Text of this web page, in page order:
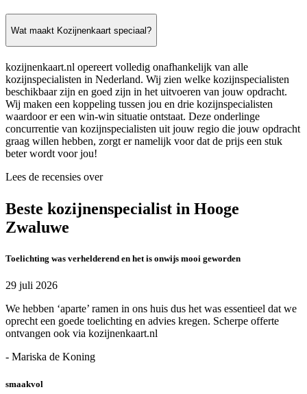
Wat maakt Kozijnenkaart speciaal?
kozijnenkaart.nl opereert volledig onafhankelijk van alle
kozijnspecialisten in Nederland. Wij zien welke kozijnspecialisten
beschikbaar zijn en goed zijn in het uitvoeren van jouw opdracht.
Wij maken een koppeling tussen jou en drie kozijnspecialisten
waardoor er een win-win situatie ontstaat. Deze onderlinge
concurrentie van kozijnspecialisten uit jouw regio die jouw opdracht
graag willen hebben, zorgt er namelijk voor dat de prijs een stuk
beter wordt voor jou!
Lees de recensies over
Beste kozijnenspecialist in Hooge
Zwaluwe
Toelichting was verhelderend en het is onwijs mooi geworden
29 juli 2026
We hebben ‘aparte’ ramen in ons huis dus het was essentieel dat we
oprecht een goede toelichting en advies kregen. Scherpe offerte
ontvangen ook via kozijnenkaart.nl
- Mariska de Koning
smaakvol